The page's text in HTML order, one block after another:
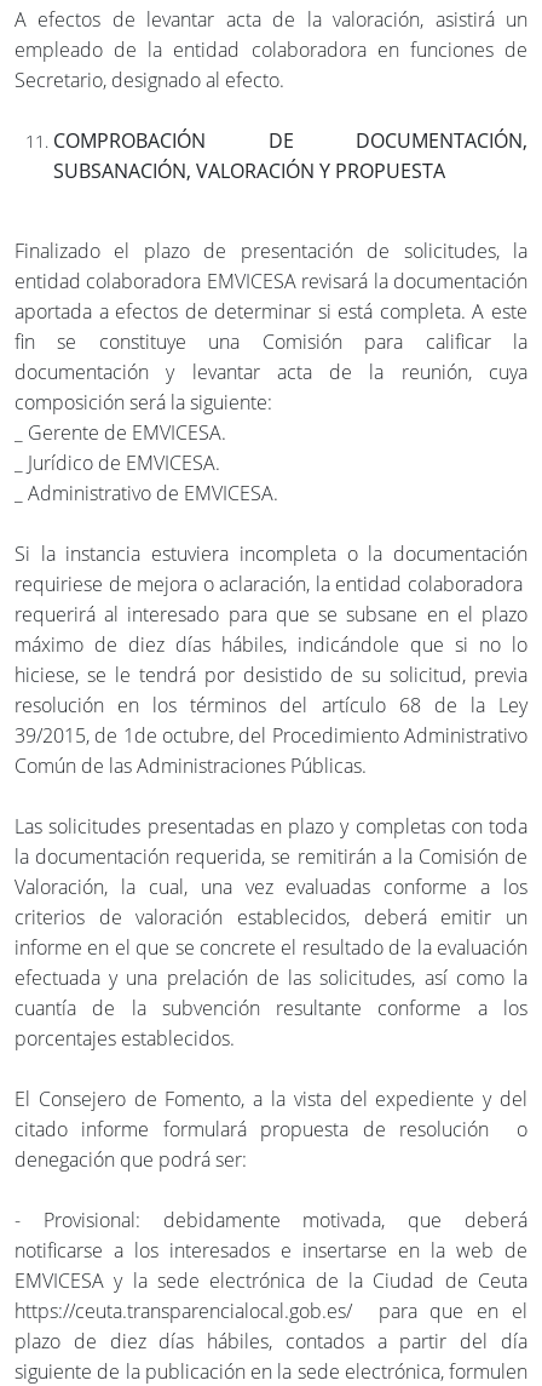
A efectos de levantar acta de la valoración, asistirá un
empleado de la entidad colaboradora en funciones de
Secretario, designado al efecto.
COMPROBACIÓN DE DOCUMENTACIÓN,
SUBSANACIÓN, VALORACIÓN Y PROPUESTA
Finalizado el plazo de presentación de solicitudes, la
entidad colaboradora EMVICESA revisará la documentación
aportada a efectos de determinar si está completa. A este
fin se constituye una Comisión para calificar la
documentación y levantar acta de la reunión, cuya
composición será la siguiente:
_ Gerente de EMVICESA.
_ Jurídico de EMVICESA.
_ Administrativo de EMVICESA.
Si la instancia estuviera incompleta o la documentación
requiriese de mejora o aclaración, la entidad colaboradora
requerirá al interesado para que se subsane en el plazo
máximo de diez días hábiles, indicándole que si no lo
hiciese, se le tendrá por desistido de su solicitud, previa
resolución en los términos del artículo 68 de la Ley
39/2015, de 1de octubre, del Procedimiento Administrativo
Común de las Administraciones Públicas.
Las solicitudes presentadas en plazo y completas con toda
la documentación requerida, se remitirán a la Comisión de
Valoración, la cual, una vez evaluadas conforme a los
criterios de valoración establecidos, deberá emitir un
informe en el que se concrete el resultado de la evaluación
efectuada y una prelación de las solicitudes, así como la
cuantía de la subvención resultante conforme a los
porcentajes establecidos.
El Consejero de Fomento, a la vista del expediente y del
citado informe formulará propuesta de resolución o
denegación que podrá ser:
- Provisional: debidamente motivada, que deberá
notificarse a los interesados e insertarse en la web de
EMVICESA y la sede electrónica de la Ciudad de Ceuta
https://ceuta.transparencialocal.gob.es/ para que en el
plazo de diez días hábiles, contados a partir del día
siguiente de la publicación en la sede electrónica, formulen